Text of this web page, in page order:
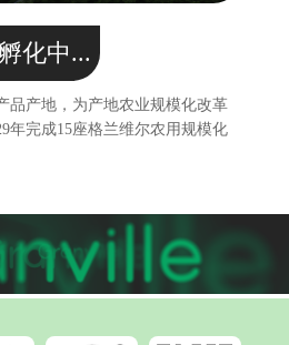
化中...
品产地，为产地农业规模化改革
年完成15座格兰维尔农用规模化